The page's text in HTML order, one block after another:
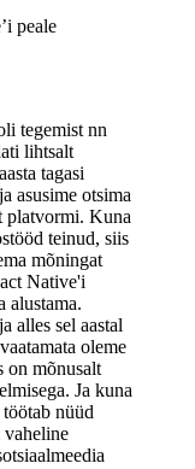
peale
tegemist nn
lihtsalt
tagasi
asusime otsima
platvormi. Kuna
teinud, siis
mõningat
Native'i
alustama.
alles sel aastal
oleme
on mõnusalt
Ja kuna
nüüd
vaheline